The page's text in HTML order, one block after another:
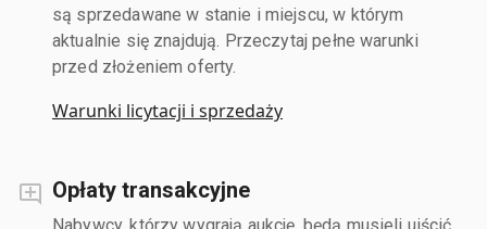
są sprzedawane w stanie i miejscu, w którym
aktualnie się znajdują. Przeczytaj pełne warunki
przed złożeniem oferty.
Warunki licytacji i sprzedaży
Opłaty transakcyjne